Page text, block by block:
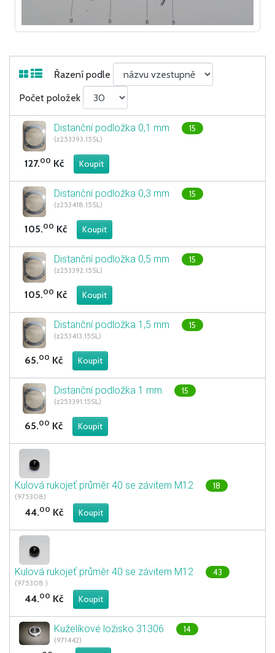
Řazení podle
Počet položek
Distanční podložka 0,1 mm 15
(z253393.15SL)
127.00 Kč
Distanční podložka 0,3 mm 15
(z253418.15SL)
105.00 Kč
Distanční podložka 0,5 mm 15
(z253392.15SL)
105.00 Kč
Distanční podložka 1,5 mm 15
(z253413.15SL)
65.00 Kč
Distanční podložka 1 mm 15
(z253391.15SL)
65.00 Kč
Kulová rukojeť průměr 40 se závitem M12 18
(975308)
44.00 Kč
Kulová rukojeť průměr 40 se závitem M12 43
(975308 )
44.00 Kč
Kuželíkové ložisko 31306 14
(971442)